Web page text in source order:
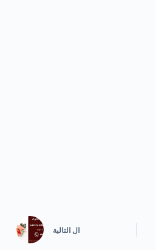
ال التالية